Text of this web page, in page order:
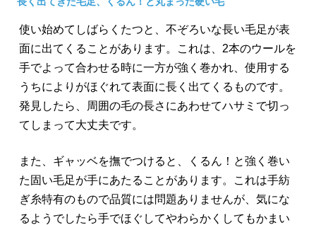
使い始めてしばらくたつと、不ぞろいな長い毛足が表
面に出てくることがあります。これは、2本のウールを
手でよって合わせる時に一方が強く巻かれ、使用する
うちによりがほぐれて表面に長く出てくるものです。
発見したら、周囲の毛の長さにあわせてハサミで切っ
てしまって大丈夫です。
また、ギャッベを撫でつけると、くるん！と強く巻い
た固い毛足が手にあたることがあります。これは手紡
ぎ糸特有のもので品質には問題ありませんが、気にな
るようでしたら手でほぐしてやわらかくしてもかまい